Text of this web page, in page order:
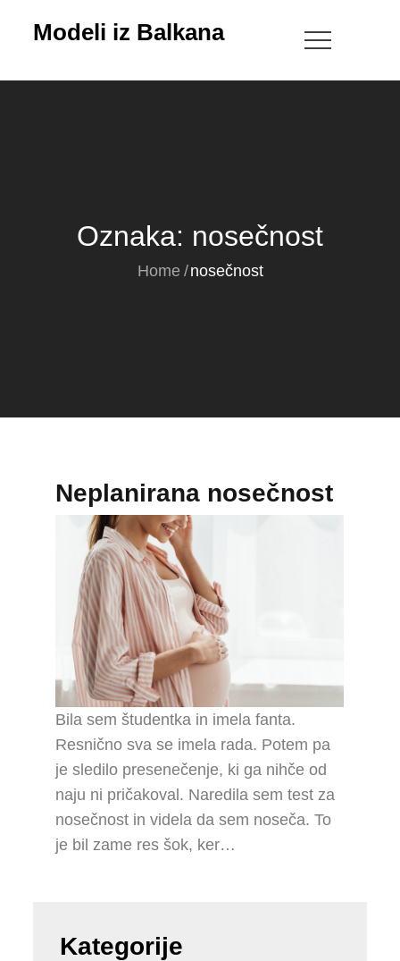
Modeli iz Balkana
Oznaka: nosečnost
Home nosečnost
Neplanirana nosečnost
Bila sem študentka in imela fanta.
Resnično sva se imela rada. Potem pa
je sledilo presenečenje, ki ga nihče od
naju ni pričakoval. Naredila sem test za
nosečnost in videla da sem noseča. To
je bil zame res šok, ker…
Kategorije